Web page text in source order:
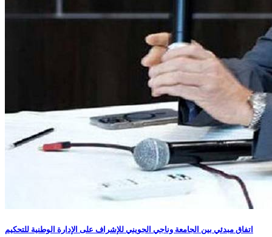
اتفاق مبدئي بين الجامعة وناجي الجويني للإشراف على الإدارة الوطنية للتحكيم